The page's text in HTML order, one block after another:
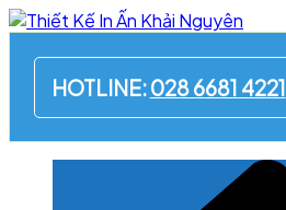
Skip
content
HOTLINE:028 6681 4221